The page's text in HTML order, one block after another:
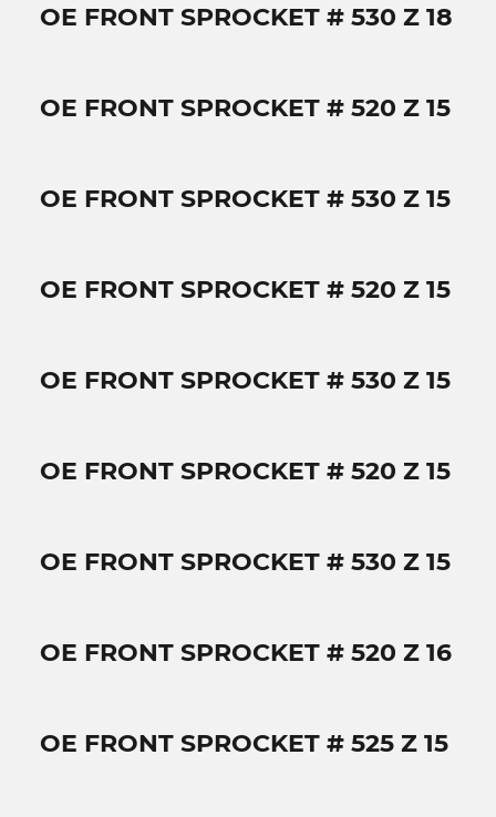
OE FRONT SPROCKET # 530 Z 18
OE FRONT SPROCKET # 520 Z 15
OE FRONT SPROCKET # 530 Z 15
OE FRONT SPROCKET # 520 Z 15
OE FRONT SPROCKET # 530 Z 15
OE FRONT SPROCKET # 520 Z 15
OE FRONT SPROCKET # 530 Z 15
OE FRONT SPROCKET # 520 Z 16
OE FRONT SPROCKET # 525 Z 15